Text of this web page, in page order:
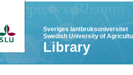
Sveriges lantbruksuniversitet
Swedish University of
Library